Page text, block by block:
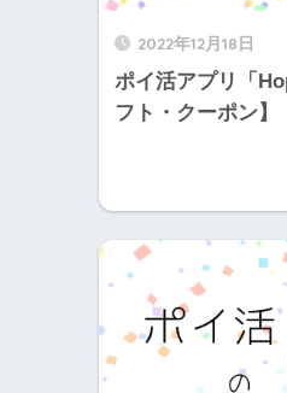
2022年12月18日
ポイ活アプリ「
フト・クーポン】